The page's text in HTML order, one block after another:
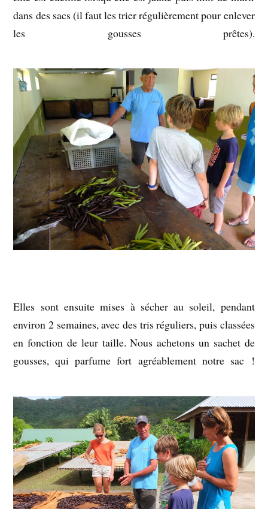
dans des sacs (il faut les trier régulièrement pour enlever
les gousses prêtes).
Elles sont ensuite mises à sécher au soleil, pendant
environ 2 semaines, avec des tris réguliers, puis classées
en fonction de leur taille. Nous achetons un sachet de
gousses, qui parfume fort agréablement notre sac !